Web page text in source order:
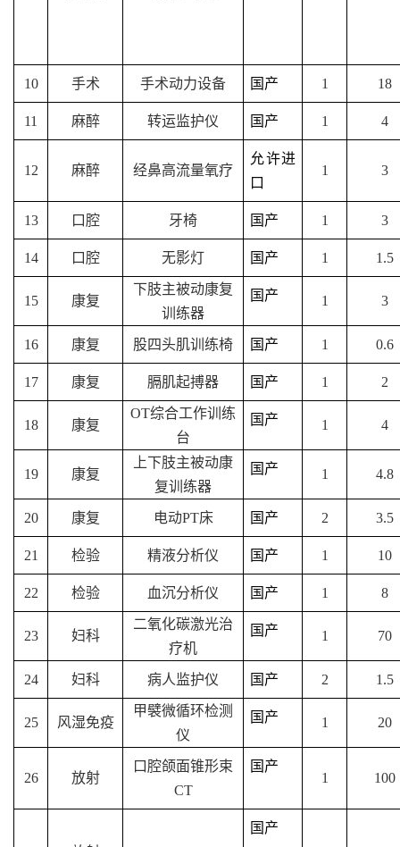
10 手术 手术动力设备 国产 1 18
11 麻醉 转运监护仪 国产 1 4
12 麻醉 经鼻高流量氧疗
允许进
口
1 3
13 口腔 牙椅 国产 1 3
14 口腔 无影灯 国产 1 1.5
15 康复
下肢主被动康复
训练器
国产 1 3
16 康复 股四头肌训练椅 国产 1 0.6
17 康复 膈肌起搏器 国产 1 2
18 康复
OT综合工作训练
台
国产 1 4
19 康复
上下肢主被动康
复训练器
国产 1 4.8
20 康复 电动PT床 国产 2 3.5
21 检验 精液分析仪 国产 1 10
22 检验 血沉分析仪 国产 1 8
23 妇科
二氧化碳激光治
疗机
国产 1 70
24 妇科 病人监护仪 国产 2 1.5
25 风湿免疫
甲襞微循环检测
仪
国产 1 20
26 放射
口腔颌面锥形束
CT
国产
1 100
国产